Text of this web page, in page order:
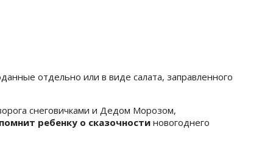
отдельно или в виде салата, заправленного
снеговичками и Дедом Морозом,
ребенку о сказочности новогоднего